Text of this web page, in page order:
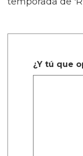
¿Y tú que